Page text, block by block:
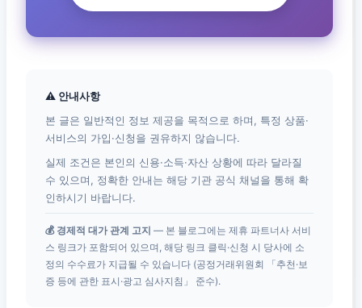
⚠ 안내사항
본 글은 일반적인 정보 제공을 목적으로 하며, 특정 상품·
서비스의 가입·신청을 권유하지 않습니다.
실제 조건은 본인의 신용·소득·자산 상황에 따라 달라질
수 있으며, 정확한 안내는 해당 기관 공식 채널을 통해 확
인하시기 바랍니다.
💰 경제적 대가 관계 고지 — 본 블로그에는 제휴 파트너사 서비
스 링크가 포함되어 있으며, 해당 링크 클릭·신청 시 당사에 소
정의 수수료가 지급될 수 있습니다 (공정거래위원회 「추천·보
증 등에 관한 표시·광고 심사지침」 준수).